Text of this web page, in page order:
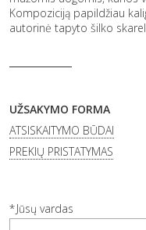
Kompoziciją papildžiau
autorinė tapyto šilko
UŽSAKYMO FORMA
ATSISKAITYMO BŪDAI
PREKIŲ PRISTATYMAS
Jūsų vardas